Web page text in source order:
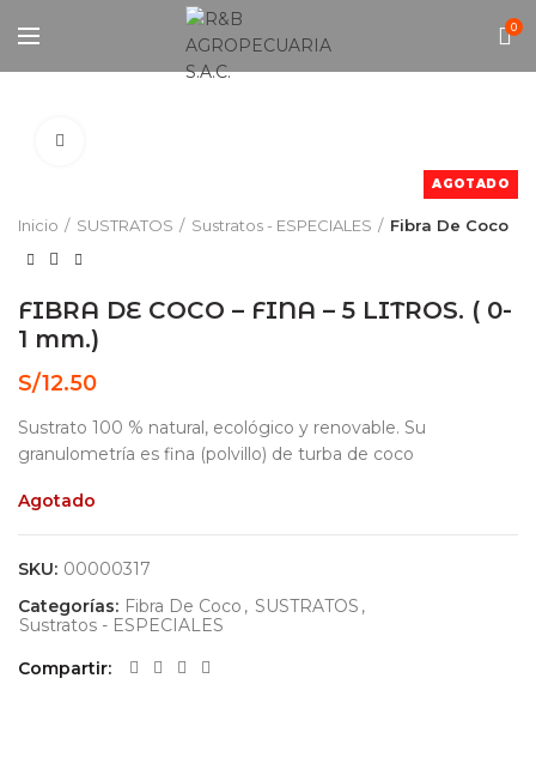
0
AGOTADO
Inicio SUSTRATOS Sustratos - ESPECIALES Fibra De Coco
FIBRA DE COCO – FINA – 5 LITROS. ( 0-
1 mm.)
S/12.50
Sustrato 100 % natural, ecológico y renovable. Su
granulometría es fina (polvillo) de turba de coco
Agotado
SKU: 00000317
Categorías: Fibra De Coco , SUSTRATOS ,
Sustratos - ESPECIALES
Compartir